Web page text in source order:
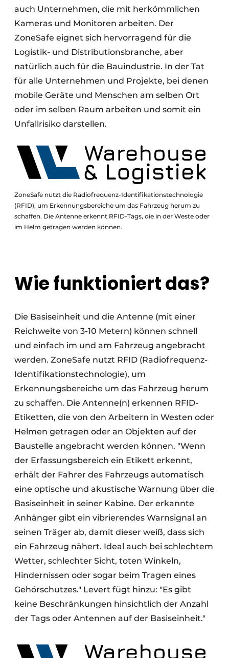
auch Unternehmen, die mit herkömmlichen
Kameras und Monitoren arbeiten. Der
ZoneSafe eignet sich hervorragend für die
Logistik- und Distributionsbranche, aber
natürlich auch für die Bauindustrie. In der Tat
für alle Unternehmen und Projekte, bei denen
mobile Geräte und Menschen am selben Ort
oder im selben Raum arbeiten und somit ein
Unfallrisiko darstellen.
ZoneSafe nutzt die Radiofrequenz-Identifikationstechnologie
(RFID), um Erkennungsbereiche um das Fahrzeug herum zu
schaffen. Die Antenne erkennt RFID-Tags, die in der Weste oder
im Helm getragen werden können.
Wie funktioniert das?
Die Basiseinheit und die Antenne (mit einer
Reichweite von 3-10 Metern) können schnell
und einfach im und am Fahrzeug angebracht
werden. ZoneSafe nutzt RFID (Radiofrequenz-
Identifikationstechnologie), um
Erkennungsbereiche um das Fahrzeug herum
zu schaffen. Die Antenne(n) erkennen RFID-
Etiketten, die von den Arbeitern in Westen oder
Helmen getragen oder an Objekten auf der
Baustelle angebracht werden können. "Wenn
der Erfassungsbereich ein Etikett erkennt,
erhält der Fahrer des Fahrzeugs automatisch
eine optische und akustische Warnung über die
Basiseinheit in seiner Kabine. Der erkannte
Anhänger gibt ein vibrierendes Warnsignal an
seinen Träger ab, damit dieser weiß, dass sich
ein Fahrzeug nähert. Ideal auch bei schlechtem
Wetter, schlechter Sicht, toten Winkeln,
Hindernissen oder sogar beim Tragen eines
Gehörschutzes." Levert fügt hinzu: "Es gibt
keine Beschränkungen hinsichtlich der Anzahl
der Tags oder Antennen auf der Basiseinheit."